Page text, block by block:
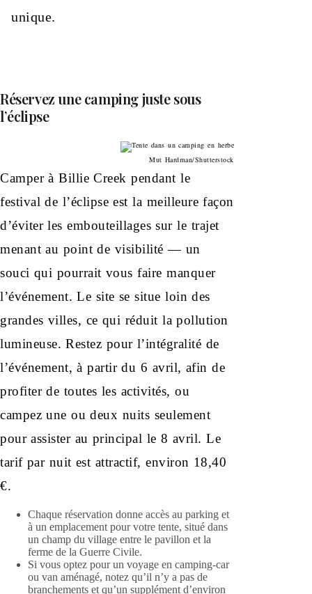
unique.
Réservez une camping juste sous
l’éclipse
Mut Hardman/Shutterstock
Camper à Billie Creek pendant le
festival de l’éclipse est la meilleure façon
d’éviter les embouteillages sur le trajet
menant au point de visibilité — un
souci qui pourrait vous faire manquer
l’événement. Le site se situe loin des
grandes villes, ce qui réduit la pollution
lumineuse. Restez pour l’intégralité de
l’événement, à partir du 6 avril, afin de
profiter de toutes les activités, ou
campez une ou deux nuits seulement
pour assister au principal le 8 avril. Le
tarif par nuit est attractif, environ 18,40
€.
Chaque réservation donne accès au parking et
à un emplacement pour votre tente, situé dans
un champ du village entre le pavillon et la
ferme de la Guerre Civile.
Si vous optez pour un voyage en camping-car
ou van aménagé, notez qu’il n’y a pas de
branchements et qu’un supplément d’environ